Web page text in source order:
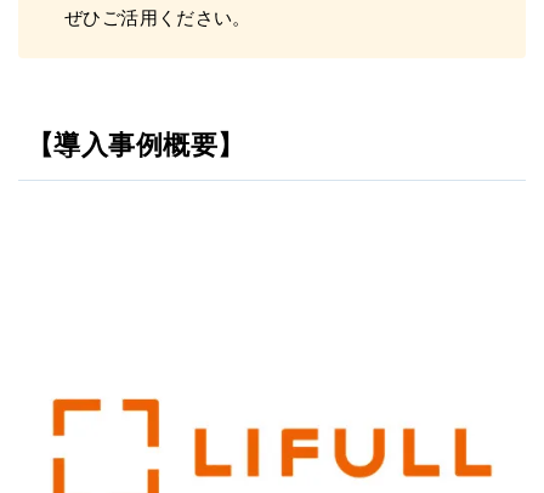
ぜひご活用ください。
【導入事例概要】